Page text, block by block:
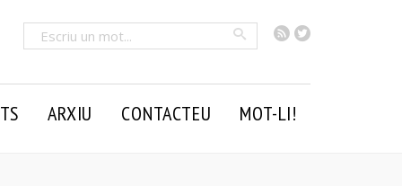
RSSTwitter
Cercar
ARXIU CONTACTEU MOT-LI!